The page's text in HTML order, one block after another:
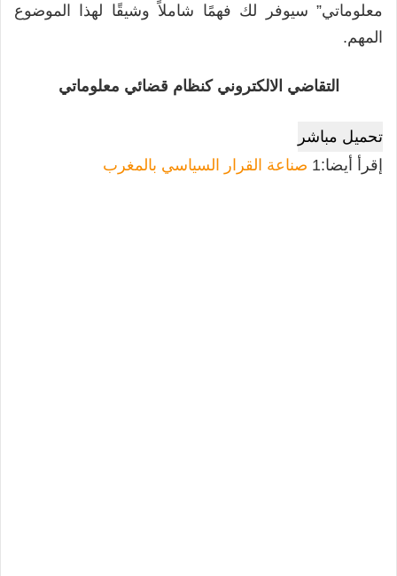
معلوماتي” سيوفر لك فهمًا شاملاً وشيقًا لهذا الموضوع
المهم.
التقاضي الالكتروني كنظام قضائي معلوماتي
تحميل مباشر
إقرأ أيضا:1
صناعة القرار السياسي بالمغرب